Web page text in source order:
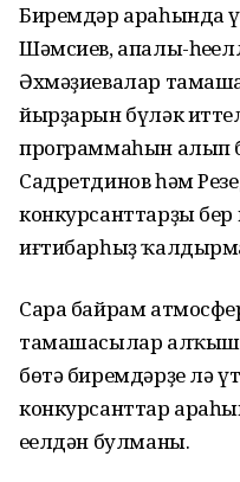
Биремдәр араһында
Шәмсиев, апалы-
Әхмәҙиевалар
йырҙарын бүләк
программаһын алып
Садретдинов һәм
конкурсанттарҙы
иғтибарһыҙ
Сара байрам
тамашасылар
бөтә биремдәрҙе лә
конкурсанттар
еңелдән булманы.